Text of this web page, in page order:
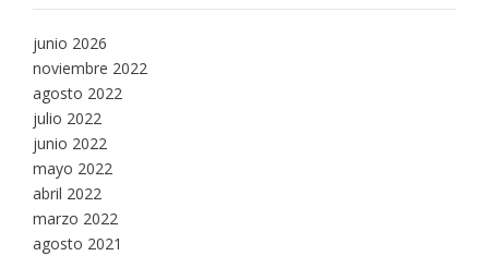
junio 2026
noviembre 2022
agosto 2022
julio 2022
junio 2022
mayo 2022
abril 2022
marzo 2022
agosto 2021